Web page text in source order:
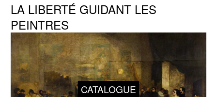
LA LIBERTÉ GUIDANT LES
PEINTRES
CATALOGUE